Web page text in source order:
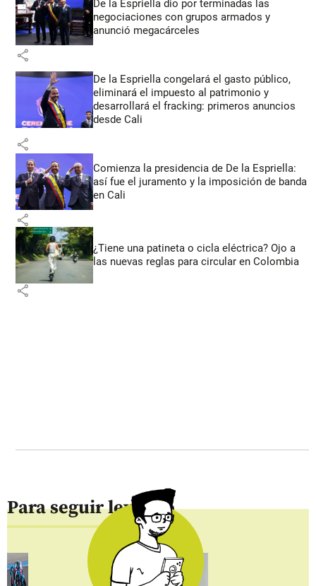
De la Espriella dio por terminadas las
negociaciones con grupos armados y
anunció megacárceles
share
De la Espriella congelará el gasto público,
eliminará el impuesto al patrimonio y
desarrollará el fracking: primeros anuncios
desde Cali
share
Comienza la presidencia de De la Espriella:
así fue el juramento y la imposición de banda
en Cali
share
¿Tiene una patineta o cicla eléctrica? Ojo a
las nuevas reglas para circular en Colombia
share
Para seguir leyendo